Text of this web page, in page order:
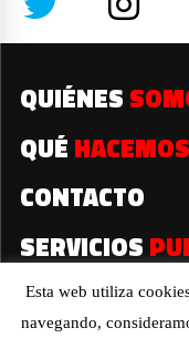
QUIÉNES
QUÉ HACEMOS
CONTACTO
SERVICIOS
2019©
Esta web utiliza
navegando,